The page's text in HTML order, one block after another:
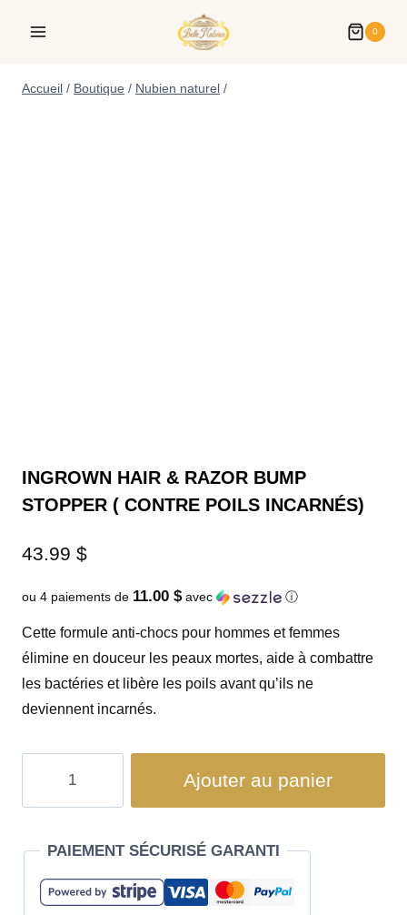
0
Accueil / Boutique / Nubien naturel /
INGROWN HAIR & RAZOR BUMP
STOPPER ( CONTRE POILS INCARNÉS)
43.99 $
ou 4 paiements de 11.00 $avec ⓘ
Cette formule anti-chocs pour hommes et femmes
élimine en douceur les peaux mortes, aide à combattre
les bactéries et libère les poils avant qu’ils ne
deviennent incarnés.
Ajouter au panier
PAIEMENT SÉCURISÉ GARANTI